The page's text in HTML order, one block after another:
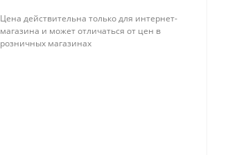
Цена действительна только для интернет-
магазина и может отличаться от цен в
розничных магазинах